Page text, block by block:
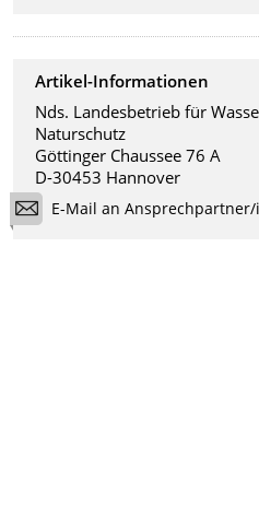
Artikel-Informationen
Nds. Landesbetrieb für
Naturschutz
Göttinger Chaussee 76 A
D-30453 Hannover
E-Mail an